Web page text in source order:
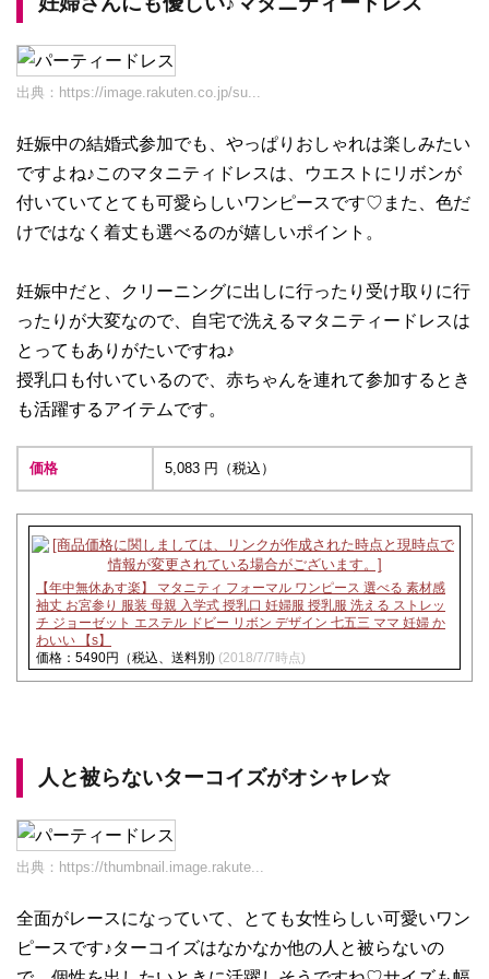
出典： https://image.rakuten.co.jp/su...
妊娠中の結婚式参加でも、やっぱりおしゃれは楽しみたい
ですよね♪このマタニティドレスは、ウエストにリボンが
付いていてとても可愛らしいワンピースです♡また、色だ
けではなく着丈も選べるのが嬉しいポイント。
妊娠中だと、クリーニングに出しに行ったり受け取りに行
ったりが大変なので、自宅で洗えるマタニティードレスは
とってもありがたいですね♪
授乳口も付いているので、赤ちゃんを連れて参加するとき
も活躍するアイテムです。
価格 5,083 円（税込）
【年中無休あす楽】 マタニティ フォーマル ワンピース 選べる 素材感
袖丈 お宮参り 服装 母親 入学式 授乳口 妊婦服 授乳服 洗える ストレッ
チ ジョーゼット エステル ドビー リボン デザイン 七五三 ママ 妊婦 か
わいい 【s】
価格：5490円（税込、送料別) (2018/7/7時点)
人と被らないターコイズがオシャレ☆
出典： https://thumbnail.image.rakute...
全面がレースになっていて、とても女性らしい可愛いワン
ピースです♪ターコイズはなかなか他の人と被らないの